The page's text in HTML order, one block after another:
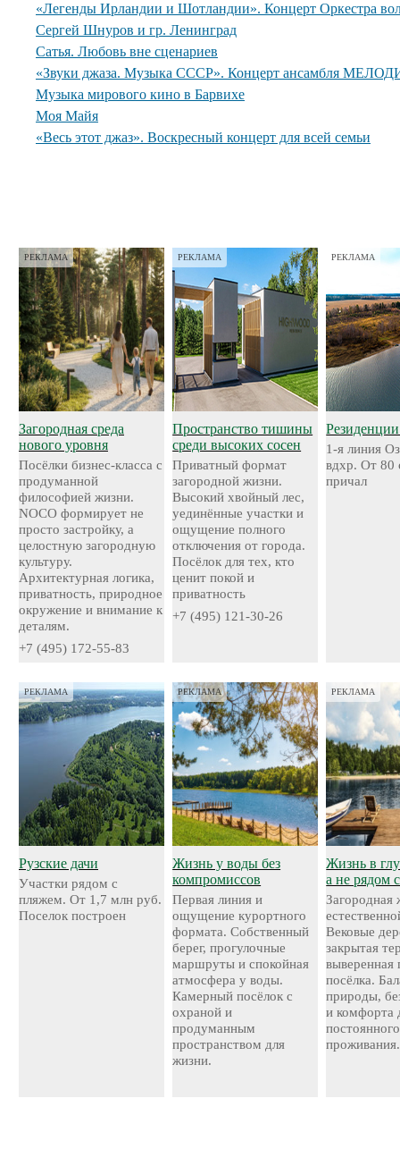
«Легенды Ирландии и Шотландии». Концерт Оркестра
Сергей Шнуров и гр. Ленинград
Сатья. Любовь вне сценариев
«Звуки джаза. Музыка СССР». Концерт ансамбля
Музыка мирового кино в Барвихе
Моя Майя
«Весь этот джаз». Воскресный концерт для всей семьи
РЕКЛАМА
Загородная среда
нового уровня
Посёлки бизнес-класса с
продуманной
философией жизни.
NOCO формирует не
просто застройку, а
целостную загородную
культуру.
Архитектурная логика,
приватность, природное
окружение и внимание к
деталям.
+7 (495) 172-55-83
РЕКЛАМА
Пространство тишины
среди высоких сосен
Приватный формат
загородной жизни.
Высокий хвойный лес,
уединённые участки и
ощущение полного
отключения от города.
Посёлок для тех, кто
ценит покой и
приватность
+7 (495) 121-30-26
РЕКЛАМА
1-я линия
вдхр. От 80
причал
РЕКЛАМА
Рузские дачи
Участки рядом с
пляжем. От 1,7 млн руб.
Поселок построен
РЕКЛАМА
Жизнь у воды без
компромиссов
Первая линия и
ощущение курортного
формата. Собственный
берег, прогулочные
маршруты и спокойная
атмосфера у воды.
Камерный посёлок с
охраной и
продуманным
пространством для
жизни.
РЕКЛАМА
Жизнь в
а не рядом
Загородная
Вековые
закрытая
выверенная
посёлка.
природы,
и комфорта
постоянного
проживания.